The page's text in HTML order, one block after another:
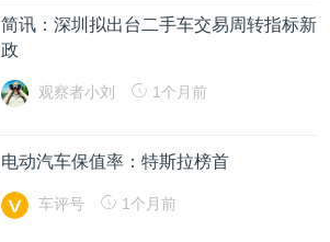
简讯：深圳拟出台二手车交易周转指标新
政
观察者小刘 1个月前
电动汽车保值率：特斯拉榜首
车评号 1个月前